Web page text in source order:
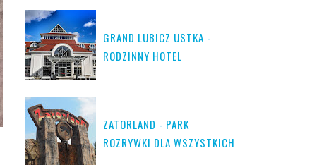
GRAND LUBICZ USTKA -
RODZINNY HOTEL
ZATORLAND - PARK
ROZRYWKI DLA WSZYSTKICH